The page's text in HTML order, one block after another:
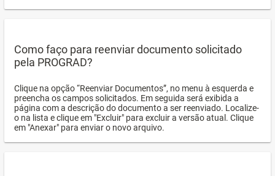
Como faço para reenviar documento solicitado
pela PROGRAD?
Clique na opção “Reenviar Documentos”, no menu à esquerda e
preencha os campos solicitados. Em seguida será exibida a
página com a descrição do documento a ser reenviado. Localize-
o na lista e clique em "Excluir" para excluir a versão atual. Clique
em "Anexar" para enviar o novo arquivo.